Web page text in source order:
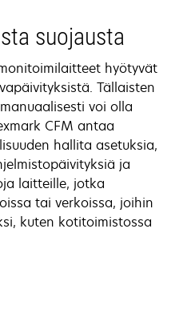
suojausta
hyötyvät
Tällaisten
voi olla
CFM antaa
hallita asetuksia,
ja
laitteille, jotka
tai verkoissa, joihin
kuten kotitoimistossa